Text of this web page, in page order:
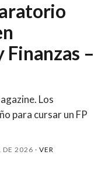
–
Los
para cursar un FP
2026 · VER